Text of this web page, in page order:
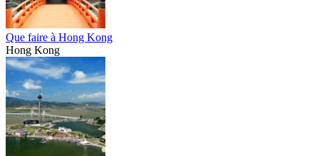
Que faire à Hong Kong
Hong Kong